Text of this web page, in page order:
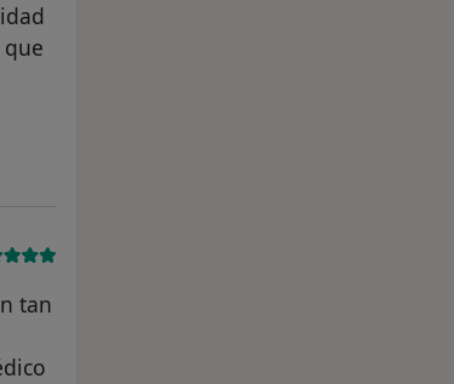
CP
tan